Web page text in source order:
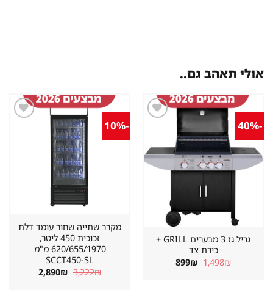
אולי תאהב גם..
במועדפים
גריל גז 3 מבערים GRILL +
כירת צד
1,498₪ המחיר
המקורי
899₪ המחיר
הנוכחי
מקרר שתייה שחור עומד דלת
זכוכית 450 ליטר,
620/655/1970 מ"מ
SCCT450-SL
3,222₪ המחיר
המקורי
2,890₪ המחיר
הנוכחי